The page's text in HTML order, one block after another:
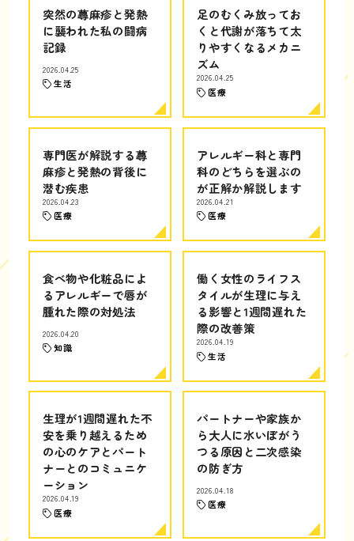
突然の蕁麻疹と発熱
に襲われた私の闘病
記録
2026.04.25
生活
足のむくみ放ってお
くと代謝が落ちて太
りやすくなるメカニ
ズム
2026.04.25
医療
専門医が解説する蕁
麻疹と発熱の背後に
潜む疾患
2026.04.23
医療
アレルギー科と専門
科のどちらを選ぶの
が正解か解説します
2026.04.21
医療
食べ物や化粧品によ
るアレルギーで唇が
腫れた際の対処法
2026.04.20
知識
働く女性のライフス
タイルが生理に与え
る影響と1週間遅れた
際の改善策
2026.04.19
生活
生理が1週間遅れた不
安を乗り越えるため
の心のケアとパート
ナーとのコミュニケ
ーション
2026.04.19
医療
パートナーや家族か
ら大人に水いぼがう
つる原因と二次感染
の防ぎ方
2026.04.18
医療